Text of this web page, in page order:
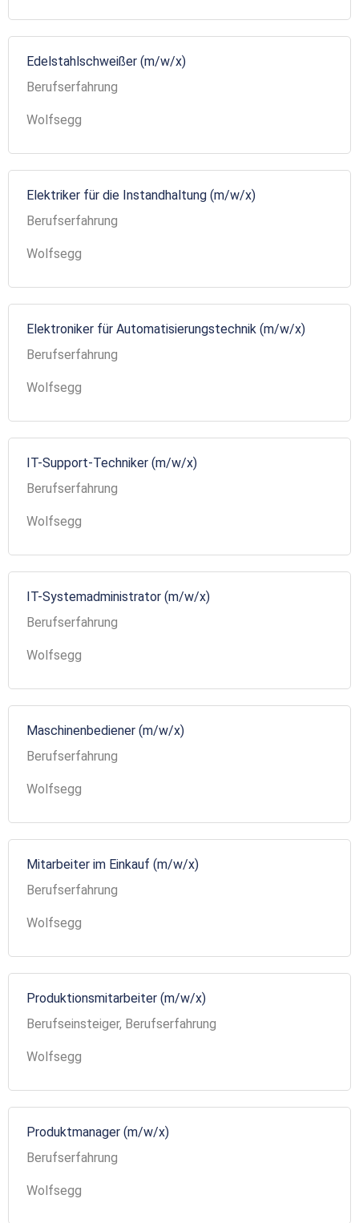
Edelstahlschweißer (m/w/x)
Berufserfahrung
Wolfsegg
Elektriker für die Instandhaltung (m/w/x)
Berufserfahrung
Wolfsegg
Elektroniker für Automatisierungstechnik (m/w/x)
Berufserfahrung
Wolfsegg
IT-Support-Techniker (m/w/x)
Berufserfahrung
Wolfsegg
IT-Systemadministrator (m/w/x)
Berufserfahrung
Wolfsegg
Maschinenbediener (m/w/x)
Berufserfahrung
Wolfsegg
Mitarbeiter im Einkauf (m/w/x)
Berufserfahrung
Wolfsegg
Produktionsmitarbeiter (m/w/x)
Berufseinsteiger, Berufserfahrung
Wolfsegg
Produktmanager (m/w/x)
Berufserfahrung
Wolfsegg